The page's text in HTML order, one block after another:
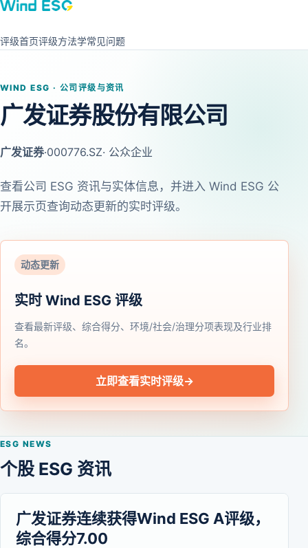
评级首页评级方法学常见问题
WIND ESG · 公司评级与资讯
广发证券股份有限公司
广发证券·000776.SZ· 公众企业
查看公司 ESG 资讯与实体信息，并进入 Wind ESG 公
开展示页查询动态更新的实时评级。
动态更新
实时 Wind ESG 评级
查看最新评级、综合得分、环境/社会/治理分项表现及行业排
名。
立即查看实时评级→
ESG NEWS
个股 ESG 资讯
广发证券连续获得Wind ESG A评级，
综合得分7.00